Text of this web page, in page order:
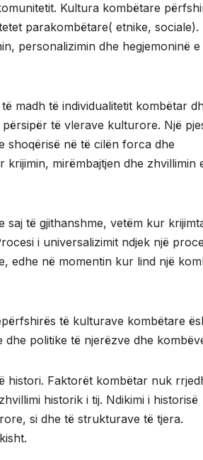
Kultura kombëtare
parakombëtare( etnike, sociale).
personalizimin dhe hegjemoninë e
madh të individualitetit kombëtar
të vlerave kulturore. Një
shoqërisë në të cilën forca dhe
mirëmbajtjen dhe zhvillimin
të gjithanshme, vetëm kur
i universalizimit ndjek një
edhe në momentin kur lind një
të kulturave kombëtare
politike të njerëzve dhe
histori. Faktorët kombëtar nuk
historik i tij. Ndikimi i historisë
si dhe të strukturave të tjera.